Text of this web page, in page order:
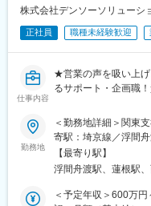
株式会社デンソーソリューシ
正社員 職種未経験歓迎
仕事内容
★営業の声を吸い上げ
るサポート・企画職
◎業界未経験歓迎／
識から学べる環境
■業務概要
冷凍機事業において
いただきます。より
組みの改善や企画の
勤務地
＜勤務地詳細＞関東
寄駅：埼京線／浮間
囲：会社の定める事業
【最寄り駅】
浮間舟渡駅、蓮根駅
＜予定年収＞600万